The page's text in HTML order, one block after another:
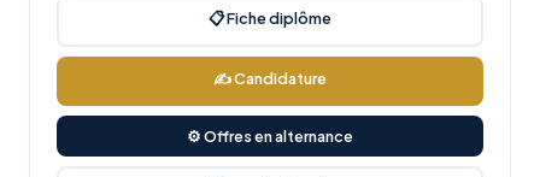
📋 Fiche diplôme
✍ Candidature
⚙ Offres en alternance